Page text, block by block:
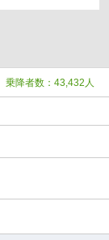
乗降者数：43,432人